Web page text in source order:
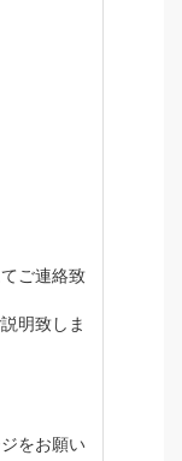
ご連絡致
明致しま
をお願い